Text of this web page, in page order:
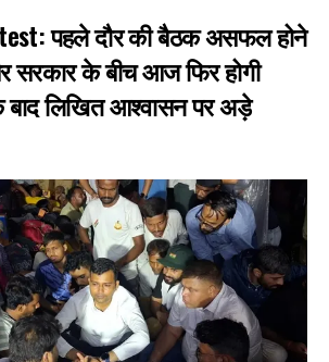
पहले दौर की बैठक असफल होने
सरकार के बीच आज फिर होगी
लिखित आश्वासन पर अड़े